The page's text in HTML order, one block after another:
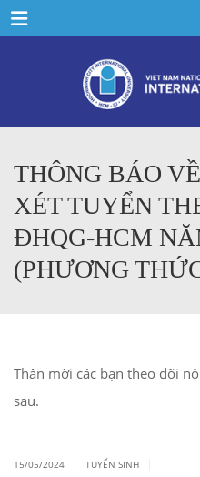
Menu
THÔNG BÁO
XÉT TUYỂN
ĐHQG-HCM
(PHƯƠNG
Thân mời các bạn theo dõi
sau.
15/05/2024 TUYỂN SINH